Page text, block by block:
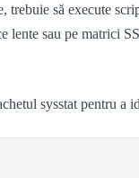
trebuie să execute
lente sau pe matrici
sysstat pentru a